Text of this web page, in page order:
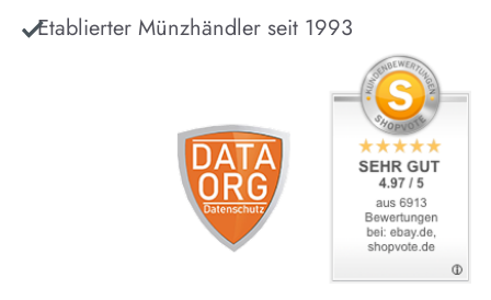
Etablierter Münzhändler seit 1993